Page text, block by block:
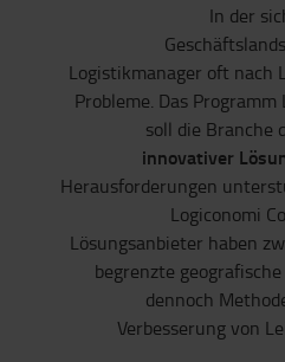
In der
Logistikmanager oft nach
Probleme. Das
soll die Branche
innovativer
Herausforderungen
Logiconomi
Lösungsanbieter haben
begrenzte
dennoch
Verbesserung von